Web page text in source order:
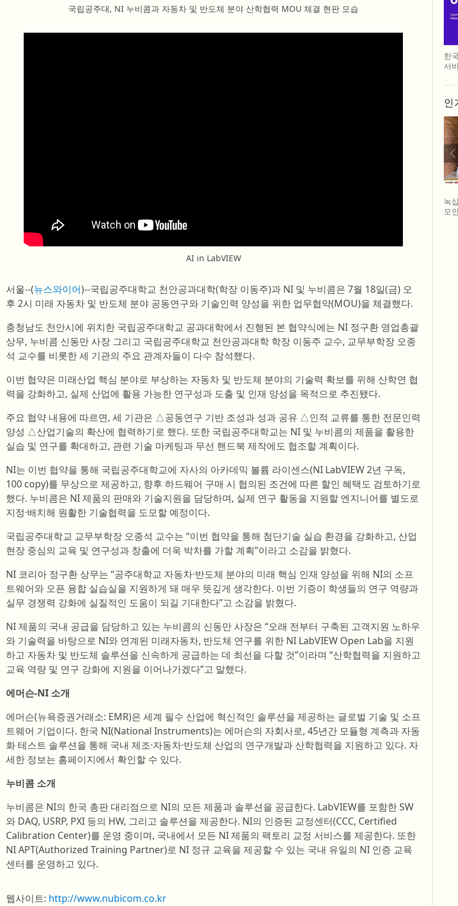
국립공주대, NI 누비콤과 자동차 및 반도체 분야 산학협력 MOU 체결 현판 모습
AI in LabVIEW
서울--(뉴스와이어)--국립공주대학교 천안공과대학(학장 이동주)과 NI 및 누비콤은 7월 18일(금) 오
후 2시 미래 자동차 및 반도체 분야 공동연구와 기술인력 양성을 위한 업무협약(MOU)을 체결했다.
충청남도 천안시에 위치한 국립공주대학교 공과대학에서 진행된 본 협약식에는 NI 정구환 영업총괄
상무, 누비콤 신동만 사장 그리고 국립공주대학교 천안공과대학 학장 이동주 교수, 교무부학장 오종
석 교수를 비롯한 세 기관의 주요 관계자들이 다수 참석했다.
이번 협약은 미래산업 핵심 분야로 부상하는 자동차 및 반도체 분야의 기술력 확보를 위해 산학연 협
력을 강화하고, 실제 산업에 활용 가능한 연구성과 도출 및 인재 양성을 목적으로 추진됐다.
주요 협약 내용에 따르면, 세 기관은 △공동연구 기반 조성과 성과 공유 △인적 교류를 통한 전문인력
양성 △산업기술의 확산에 협력하기로 했다. 또한 국립공주대학교는 NI 및 누비콤의 제품을 활용한
실습 및 연구를 확대하고, 관련 기술 마케팅과 무선 핸드북 제작에도 협조할 계획이다.
NI는 이번 협약을 통해 국립공주대학교에 자사의 아카데믹 볼륨 라이센스(NI LabVIEW 2년 구독,
100 copy)를 무상으로 제공하고, 향후 하드웨어 구매 시 협의된 조건에 따른 할인 혜택도 검토하기로
했다. 누비콤은 NI 제품의 판매와 기술지원을 담당하며, 실제 연구 활동을 지원할 엔지니어를 별도로
지정·배치해 원활한 기술협력을 도모할 예정이다.
국립공주대학교 교무부학장 오종석 교수는 “이번 협약을 통해 첨단기술 실습 환경을 강화하고, 산업
현장 중심의 교육 및 연구성과 창출에 더욱 박차를 가할 계획”이라고 소감을 밝혔다.
NI 코리아 정구환 상무는 “공주대학교 자동차·반도체 분야의 미래 핵심 인재 양성을 위해 NI의 소프
트웨어와 오픈 융합 실습실을 지원하게 돼 매우 뜻깊게 생각한다. 이번 기증이 학생들의 연구 역량과
실무 경쟁력 강화에 실질적인 도움이 되길 기대한다”고 소감을 밝혔다.
NI 제품의 국내 공급을 담당하고 있는 누비콤의 신동만 사장은 “오래 전부터 구축된 고객지원 노하우
와 기술력을 바탕으로 NI와 연계된 미래자동차, 반도체 연구를 위한 NI LabVIEW Open Lab을 지원
하고 자동차 및 반도체 솔루션을 신속하게 공급하는 데 최선을 다할 것”이라며 “산학협력을 지원하고
교육 역량 및 연구 강화에 지원을 이어나가겠다”고 말했다.
에머슨-NI 소개
에머슨(뉴욕증권거래소: EMR)은 세계 필수 산업에 혁신적인 솔루션을 제공하는 글로벌 기술 및 소프
트웨어 기업이다. 한국 NI(National Instruments)는 에머슨의 자회사로, 45년간 모듈형 계측과 자동
화 테스트 솔루션을 통해 국내 제조·자동차·반도체 산업의 연구개발과 산학협력을 지원하고 있다. 자
세한 정보는 홈페이지에서 확인할 수 있다.
누비콤 소개
누비콤은 NI의 한국 총판 대리점으로 NI의 모든 제품과 솔루션을 공급한다. LabVIEW를 포함한 SW
와 DAQ, USRP, PXI 등의 HW, 그리고 솔루션을 제공한다. NI의 인증된 교정센터(CCC, Certified
Calibration Center)를 운영 중이며, 국내에서 모든 NI 제품의 팩토리 교정 서비스를 제공한다. 또한
NI APT(Authorized Training Partner)로 NI 정규 교육을 제공할 수 있는 국내 유일의 NI 인증 교육
센터를 운영하고 있다.
웹사이트: http://www.nubicom.co.kr
한
서
인
녹
모